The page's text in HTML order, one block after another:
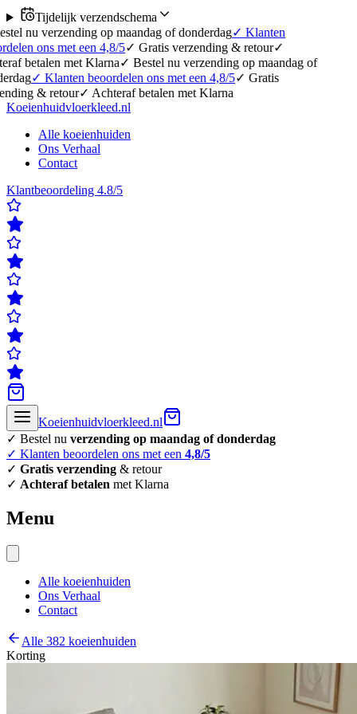
Tijdelijk verzendschema
op maandag of donderdag✓Klanten
een 4,8/5✓Gratis verzending & retour✓
met Klarna ✓Bestel nu verzending op maandag of
beoordelen ons met een 4,8/5✓Gratis
✓ Achteraf betalen met Klarna
Koeienhuidvloerkleed.nl
Alle koeienhuiden
Ons Verhaal
Contact
Klantbeoordeling 4.8/5
Koeienhuidvloerkleed.nl
✓ Bestel nu verzending op maandag of donderdag
✓ Klanten beoordelen ons met een 4,8/5
✓ Gratis verzending & retour
✓ Achteraf betalen met Klarna
Menu
Alle koeienhuiden
Ons Verhaal
Contact
Alle 382 koeienhuiden
Korting